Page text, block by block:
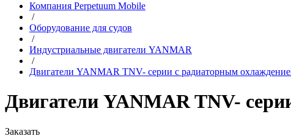
Компания Perpetuum Mobile
/
Оборудование для судов
/
Индустриальные двигатели YANMAR
/
Двигатели YANMAR TNV- серии с радиаторным
Двигатели YANMAR TNV-
Заказать